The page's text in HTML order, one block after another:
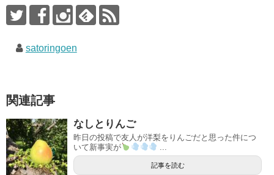
satoringoen
関連記事
なしとりんご
昨日の投稿で友人が洋梨をりんごだと思った件につ
いて新事実が
...
記事を読む